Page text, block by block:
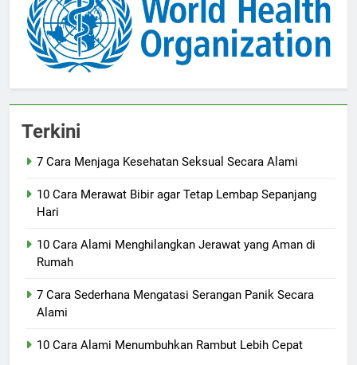
Terkini
7 Cara Menjaga Kesehatan Seksual Secara Alami
10 Cara Merawat Bibir agar Tetap Lembap Sepanjang
Hari
10 Cara Alami Menghilangkan Jerawat yang Aman di
Rumah
7 Cara Sederhana Mengatasi Serangan Panik Secara
Alami
10 Cara Alami Menumbuhkan Rambut Lebih Cepat